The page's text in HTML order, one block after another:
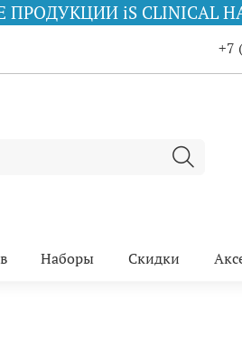
НА СУММУ ОТ 40000
+7
Наборы Скидки